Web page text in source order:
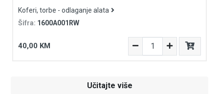
Koferi, torbe - odlaganje alata
Šifra: 1600A001RW
40,00 KM
Učitajte više